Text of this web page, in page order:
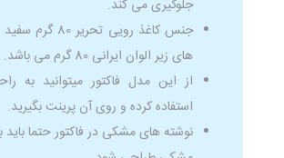
جلوگیری می کند.
جنس کاغذ رویی
های زیر الوان ایرانی 80 گرم می باشد.
از این مدل فاکتور میتوانید به
استفاده کرده و روی آن پرینت بگیرید.
نوشته های مشکی در فاکتور حتما